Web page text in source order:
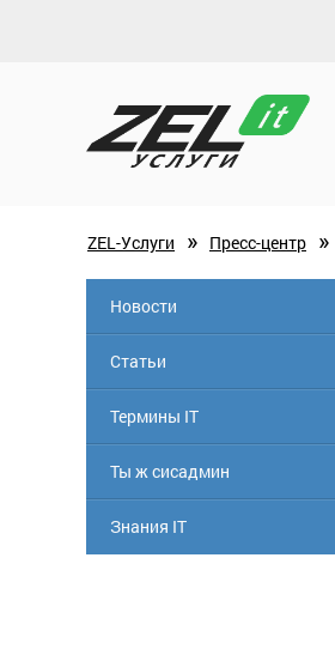
ZEL-Услуги » Пресс-центр »
Новости
Статьи
Термины IT
Ты ж сисадмин
Знания IT